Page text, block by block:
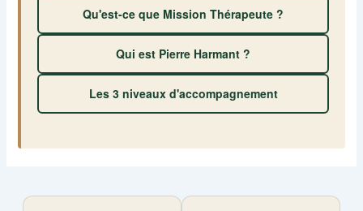
Qu'est-ce que Mission Thérapeute ?
Qui est Pierre Harmant ?
Les 3 niveaux d'accompagnement